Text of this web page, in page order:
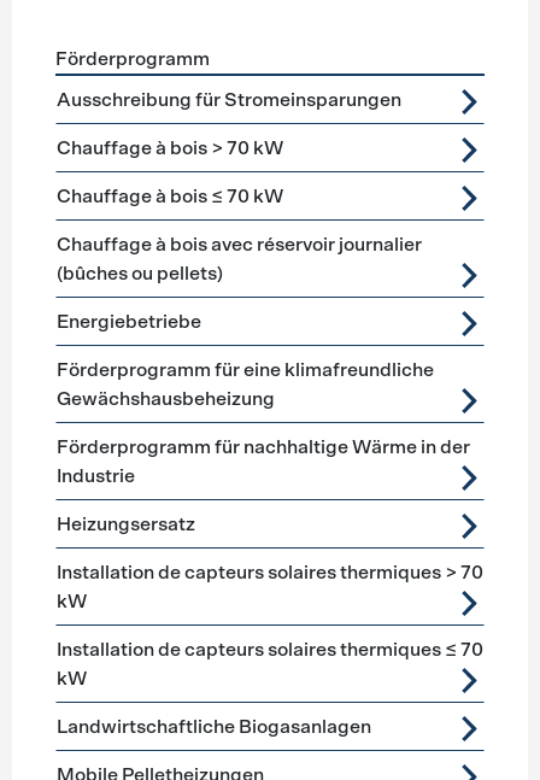
Förderprogramme Wärmeerzeugung
Förderprogramm
Ausschreibung für Stromeinsparungen
Chauffage à bois > 70 kW
Chauffage à bois ≤ 70 kW
Chauffage à bois avec réservoir journalier
(bûches ou pellets)
Energiebetriebe
Förderprogramm für eine klimafreundliche
Gewächshausbeheizung
Förderprogramm für nachhaltige Wärme in der
Industrie
Heizungsersatz
Installation de capteurs solaires thermiques > 70
kW
Installation de capteurs solaires thermiques ≤ 70
kW
Landwirtschaftliche Biogasanlagen
Mobile Pelletheizungen